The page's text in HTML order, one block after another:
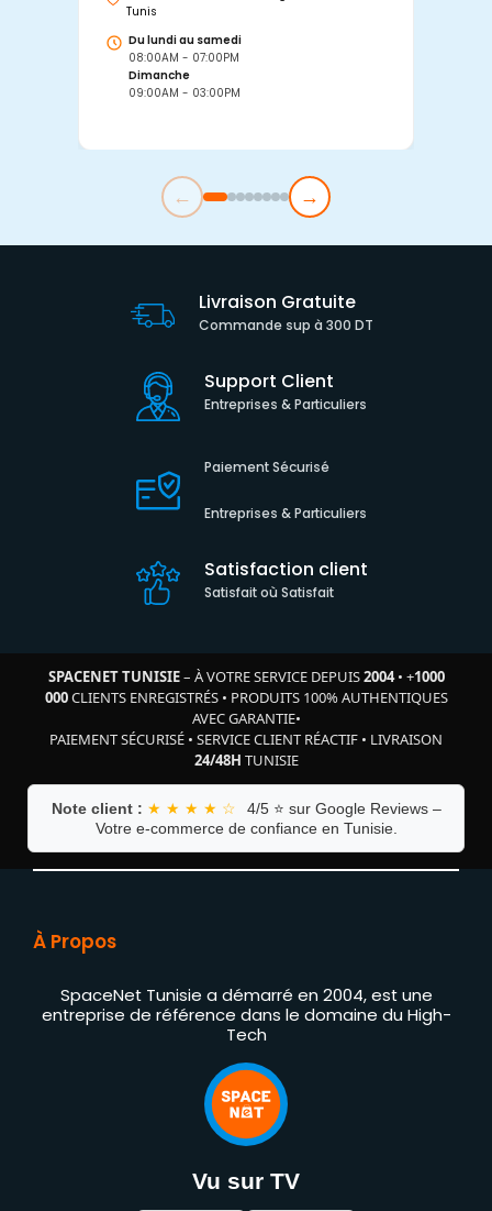
Tunis
Du lundi au samedi
08:00AM - 07:00PM
Dimanche
09:00AM - 03:00PM
← →
Livraison Gratuite
Commande sup à 300 DT
Support Client
Entreprises & Particuliers
Paiement Sécurisé
Entreprises & Particuliers
Satisfaction client
Satisfait où Satisfait
SPACENET TUNISIE– À VOTRE SERVICE DEPUIS2004• +1000
000CLIENTS ENREGISTRÉS• PRODUITS 100% AUTHENTIQUES
AVEC GARANTIE•
PAIEMENT SÉCURISÉ • SERVICE CLIENT RÉACTIF • LIVRAISON
24/48H TUNISIE
Note client : ★ ★ ★ ★ ☆
4/5 ⭐ sur Google Reviews –
Votre e-commerce de confiance en Tunisie.
À Propos
SpaceNet Tunisie a démarré en 2004, est une
entreprise de référence dans le domaine du High-
Tech
Vu sur TV